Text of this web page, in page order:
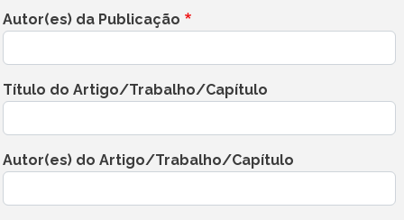
Autor(es) da Publicação
Título do Artigo/Trabalho/Capítulo
Autor(es) do Artigo/Trabalho/Capítulo